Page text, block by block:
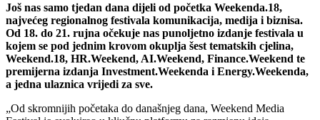
Još nas samo tjedan dana dijeli od početka Weekenda.18,
najvećeg regionalnog festivala komunikacija, medija i biznisa.
Od 18. do 21. rujna očekuje nas punoljetno izdanje festivala u
kojem se pod jednim krovom okuplja šest tematskih cjelina,
Weekend.18, HR.Weekend, AI.Weekend, Finance.Weekend te
premijerna izdanja Investment.Weekenda i Energy.Weekenda,
a jedna ulaznica vrijedi za sve.
„Od skromnijih početaka do današnjeg dana, Weekend Media